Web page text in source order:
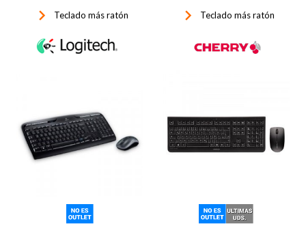
keyboard_arrow_right Teclado más ratón keyboard_arrow_right Teclado más ratón